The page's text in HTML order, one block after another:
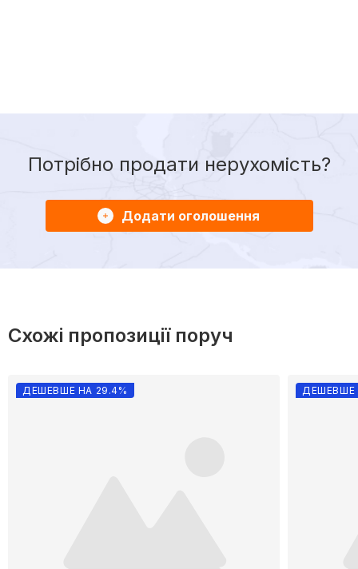
Потрібно продати нерухомість?
Додати оголошення
Схожі пропозиції поруч
ДЕШЕВШЕ НА 29.4% ДЕШЕВШЕ